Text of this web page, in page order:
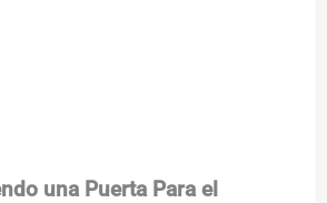
una Puerta Para el